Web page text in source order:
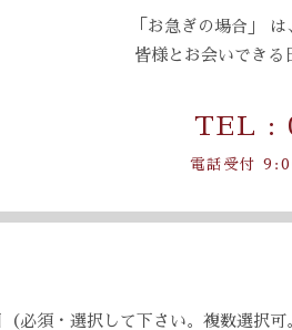
「お急ぎの場合」
皆様とお会いできる
TEL :
電話受付
（必須・選択して下さい。複数選択可